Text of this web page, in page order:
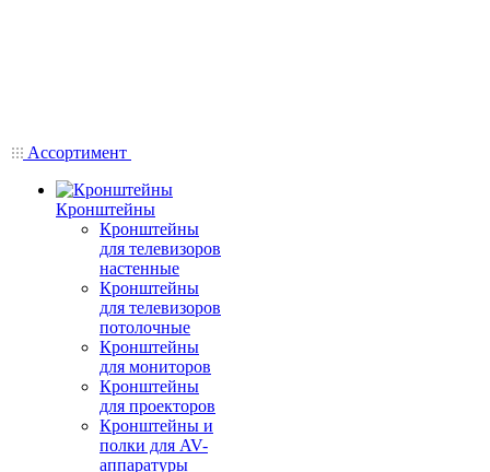
Ассортимент
Кронштейны
Кронштейны
для телевизоров
настенные
Кронштейны
для телевизоров
потолочные
Кронштейны
для мониторов
Кронштейны
для проекторов
Кронштейны и
полки для AV-
аппаратуры